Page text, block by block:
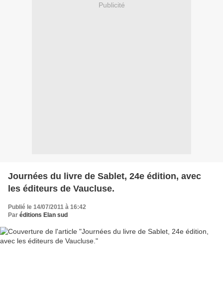
Publicité
Journées du livre de Sablet, 24e édition, avec
les éditeurs de Vaucluse.
Publié le 14/07/2011 à 16:42
Par éditions Elan sud